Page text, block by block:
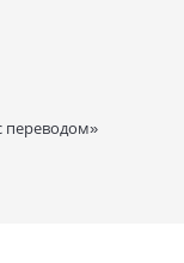
переводом»